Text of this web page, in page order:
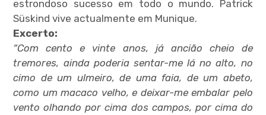
estrondoso sucesso em todo o mundo. Patrick
Süskind vive actualmente em Munique.
Excerto:
“Com cento e vinte anos, já ancião cheio de
tremores, ainda poderia sentar-me lá no alto, no
cimo de um ulmeiro, de uma faia, de um abeto,
como um macaco velho, e deixar-me embalar pelo
vento olhando por cima dos campos, por cima do